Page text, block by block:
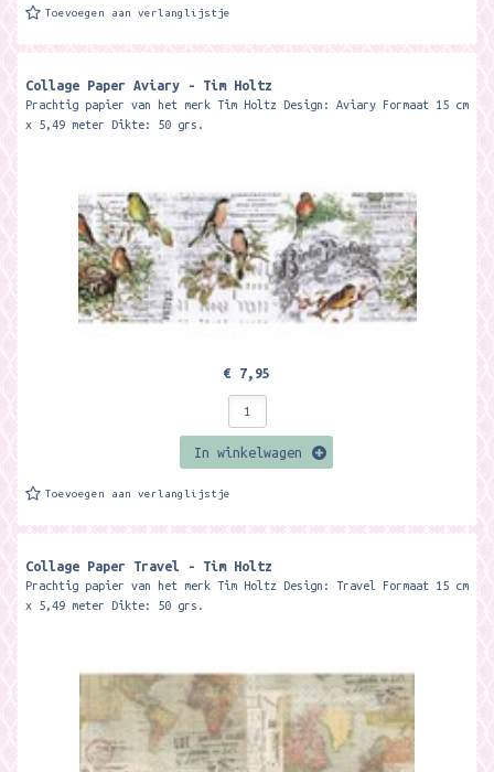
Toevoegen aan verlanglijstje
Collage Paper Aviary - Tim Holtz
Prachtig papier van het merk Tim Holtz Design: Aviary Formaat 15 cm
x 5,49 meter Dikte: 50 grs.
€ 7,95
In winkelwagen
Toevoegen aan verlanglijstje
Collage Paper Travel - Tim Holtz
Prachtig papier van het merk Tim Holtz Design: Travel Formaat 15 cm
x 5,49 meter Dikte: 50 grs.